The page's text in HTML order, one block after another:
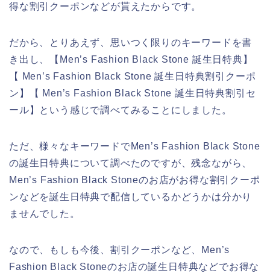
得な割引クーポンなどが貰えたからです。
だから、とりあえず、思いつく限りのキーワードを書
き出し、【Men’s Fashion Black Stone 誕生日特典】
【 Men’s Fashion Black Stone 誕生日特典割引クーポ
ン】【 Men’s Fashion Black Stone 誕生日特典割引セ
ール】という感じで調べてみることにしました。
ただ、様々なキーワードでMen’s Fashion Black Stone
の誕生日特典について調べたのですが、残念ながら、
Men’s Fashion Black Stoneのお店がお得な割引クーポ
ンなどを誕生日特典で配信しているかどうかは分かり
ませんでした。
なので、もしも今後、割引クーポンなど、Men’s
Fashion Black Stoneのお店の誕生日特典などでお得な